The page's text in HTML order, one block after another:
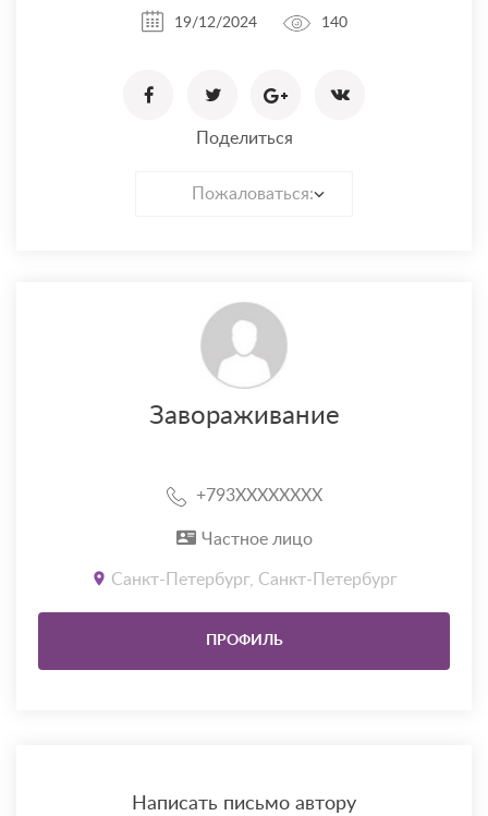
19/12/2024 140
Поделиться
Пожаловаться:
Завораживание
+793XXXXXXXX
Частное лицо
Санкт-Петербург, Санкт-Петербург
ПРОФИЛЬ
Написать письмо автору